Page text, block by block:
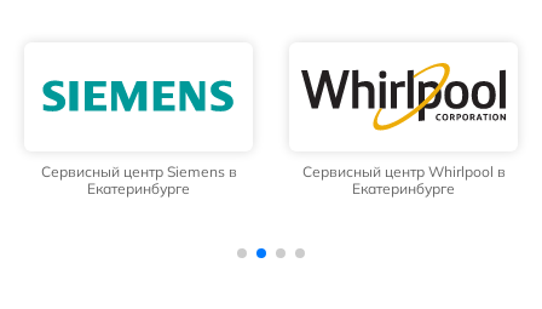
Сервисный центр Siemens в
Екатеринбурге
Сервисный центр Whirlpool в
Екатеринбурге